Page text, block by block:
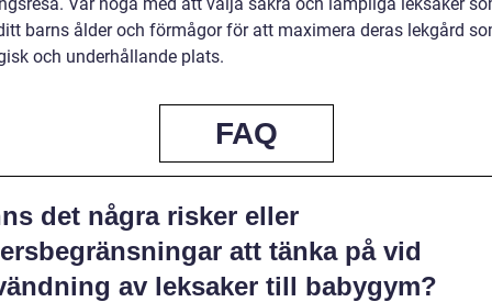
barns ålder och förmågor för att maximera deras lekgård
och underhållande plats.
FAQ
det några risker eller
att tänka på vid
av leksaker till babygym?